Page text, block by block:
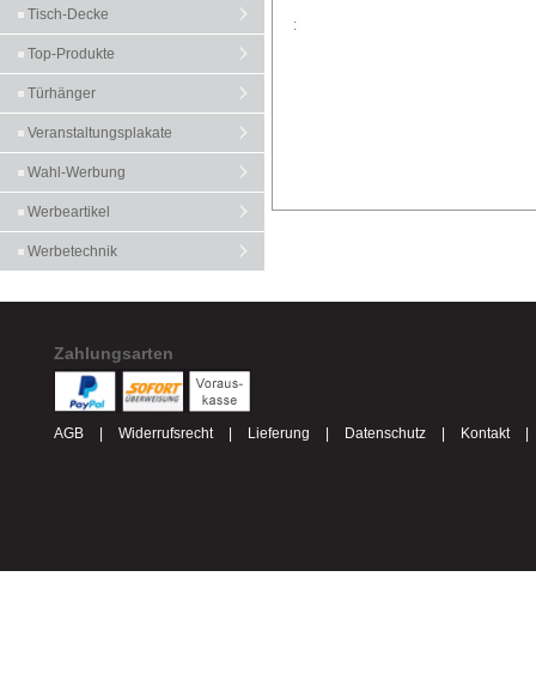
Tisch-Decke
Top-Produkte
Türhänger
Veranstaltungsplakate
Wahl-Werbung
Werbeartikel
Werbetechnik
:
Zahlungsarten
AGB Widerrufsrecht Lieferung Datenschutz Kontakt